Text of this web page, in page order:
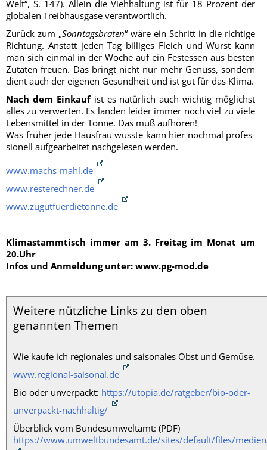
Welt“, S. 147). Allein die Vieh­hal­tung ist für 18 Pro­zent der
glo­ba­len Treib­haus­ga­se verantwortlich.
Zurück zum „Sonn­tags­bra­ten“ wäre ein Schritt in die rich­ti­ge
Rich­tung. Anstatt jeden Tag bil­li­ges Fleich und Wurst kann
man sich ein­mal in der Woche auf ein Fest­essen aus bes­ten
Zuta­ten freu­en. Das bringt nicht nur mehr Genuss, son­dern
dient auch der eige­nen Gesund­heit und ist gut für das Klima.
Nach dem Ein­kaufist es natür­lich auch wich­tig mög­lichst
alles zu ver­wer­ten. Es lan­den lei­der immer noch viel zu vie­le
Lebens­mit­tel in der Ton­ne. Das muß aufhören!
Was frü­her jede Haus­frau wuss­te kann hier noch­mal pro­fes­
sio­nell auf­ge­ar­bei­tet nach­ge­le­sen werden.
www.machs-mahl.de
www.resterechner.de
www.zugutfuerdietonne.de
Kli­ma­stamm­tisch immer am 3. Frei­tag im Monat um
20.Uhr
Infos und Anmel­dung unter: www.pg-mod.de
Weitere nützliche Links zu den oben
genannten Themen
Wie kau­fe ich regio­na­les und sai­so­na­les Obst und Gemü­se.
www.regional-saisonal.de
Bio oder unver­packt: https://utopia.de/ratgeber/bio-oder-
unverpackt-nachhaltig/
Über­blick vom Bun­des­um­welt­amt: (PDF)
https://www.umweltbundesamt.de/sites/default/files/